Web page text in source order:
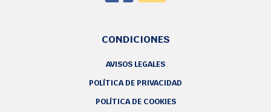
CONDICIONES
AVISOS LEGALES
POLÍTICA DE PRIVACIDAD
POLÍTICA DE COOKIES